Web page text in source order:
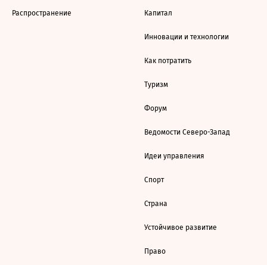
Распространение Капитал
Инновации и технологии
Как потратить
Туризм
Форум
Ведомости Северо-Запад
Идеи управления
Спорт
Страна
Устойчивое развитие
Право